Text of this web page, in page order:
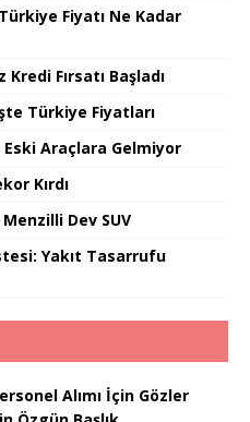
Fiyatı Ne Kadar
Fırsatı Başladı
Türkiye Fiyatları
Araçlara Gelmiyor
Kırdı
Dev SUV
Yakıt Tasarrufu
Alımı İçin Gözler